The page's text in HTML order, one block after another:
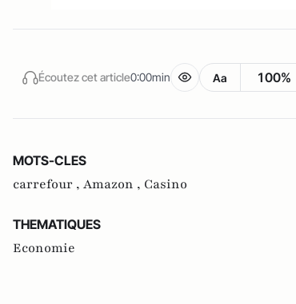
Écoutez cet article0:00min Aa 100%
MOTS-CLES
carrefour , Amazon , Casino
THEMATIQUES
Economie